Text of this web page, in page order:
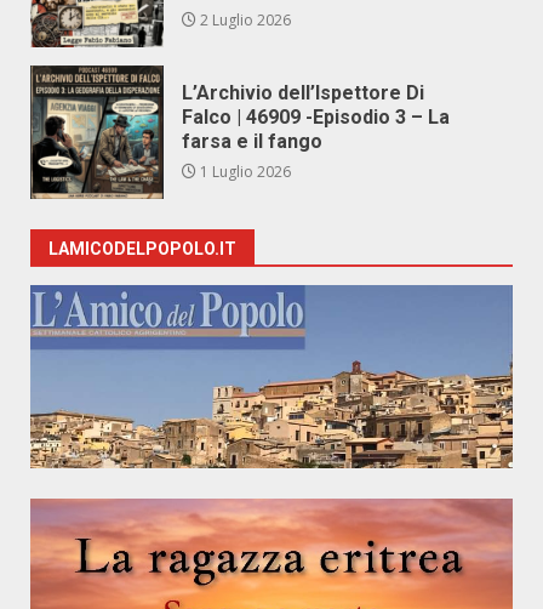
2 Luglio 2026
L’Archivio dell’Ispettore Di
Falco | 46909 -Episodio 3 – La
farsa e il fango
1 Luglio 2026
LAMICODELPOPOLO.IT